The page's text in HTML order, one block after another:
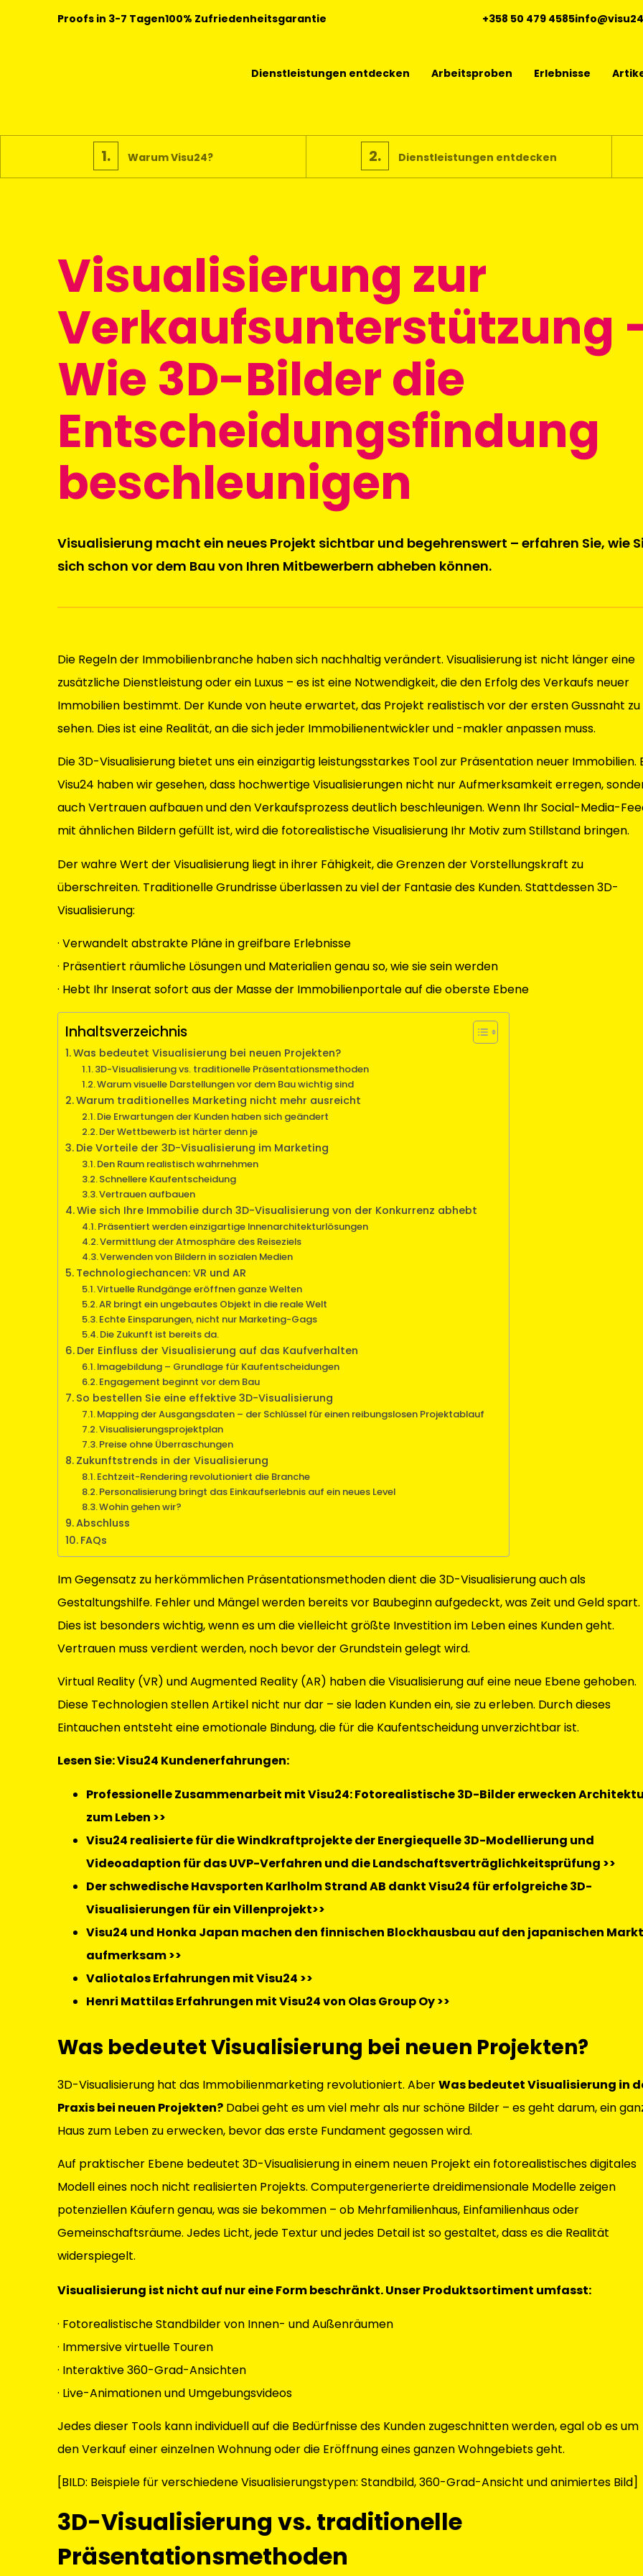
Proofs in 3-7 Tagen100% Zufriedenheitsgarantie +358 50 479 4585
Dienstleistungen entdecken Arbeitsproben Erlebnisse
1. Warum Visu24? 2. Dienstleistungen entdecken
Visualisierung zur
Verkaufsunterstützung
Wie 3D-Bilder die
Entscheidungsfindung
beschleunigen
Visualisierung macht ein neues Projekt sichtbar und begehrenswert – erfahren Sie, wie
sich schon vor dem Bau von Ihren Mitbewerbern abheben können.
Die Regeln der Immobilienbranche haben sich nachhaltig verändert. Visualisierungist nicht länger eine
zusätzliche Dienstleistung oder ein Luxus – es ist eine Notwendigkeit, die den Erfolg des Verkaufs neuer
Immobilien bestimmt. Der Kunde von heute erwartet, das Projekt realistisch vor der ersten Gussnaht zu
sehen. Dies ist eine Realität, an die sich jeder Immobilienentwickler und -makler anpassen muss.
Die 3D-Visualisierung bietet uns ein einzigartig leistungsstarkes Tool zur Präsentation neuer Immobilien.
Visu24 haben wir gesehen, dass hochwertige Visualisierungen nicht nur Aufmerksamkeit erregen,
auch Vertrauen aufbauen und den Verkaufsprozess deutlich beschleunigen. Wenn Ihr Social-Media-
mit ähnlichen Bildern gefüllt ist, wird die fotorealistische Visualisierung Ihr Motiv zum Stillstand bringen.
Der wahre Wert der Visualisierung liegt in ihrer Fähigkeit, die Grenzen der Vorstellungskraft zu
überschreiten. Traditionelle Grundrisse überlassen zu viel der Fantasie des Kunden. Stattdessen 3D-
Visualisierung:
· Verwandelt abstrakte Pläne in greifbare Erlebnisse
· Präsentiert räumliche Lösungen und Materialien genau so, wie sie sein werden
· Hebt Ihr Inserat sofort aus der Masse der Immobilienportale auf die oberste Ebene
Inhaltsverzeichnis
Was bedeutet Visualisierung bei neuen Projekten?
3D-Visualisierung vs. traditionelle Präsentationsmethoden
Warum visuelle Darstellungen vor dem Bau wichtig sind
Warum traditionelles Marketing nicht mehr ausreicht
Die Erwartungen der Kunden haben sich geändert
Der Wettbewerb ist härter denn je
Die Vorteile der 3D-Visualisierung im Marketing
Den Raum realistisch wahrnehmen
Schnellere Kaufentscheidung
Vertrauen aufbauen
Wie sich Ihre Immobilie durch 3D-Visualisierung von der Konkurrenz abhebt
Präsentiert werden einzigartige Innenarchitekturlösungen
Vermittlung der Atmosphäre des Reiseziels
Verwenden von Bildern in sozialen Medien
Technologiechancen: VR und AR
Virtuelle Rundgänge eröffnen ganze Welten
AR bringt ein ungebautes Objekt in die reale Welt
Echte Einsparungen, nicht nur Marketing-Gags
Die Zukunft ist bereits da.
Der Einfluss der Visualisierung auf das Kaufverhalten
Imagebildung – Grundlage für Kaufentscheidungen
Engagement beginnt vor dem Bau
So bestellen Sie eine effektive 3D-Visualisierung
Mapping der Ausgangsdaten – der Schlüssel für einen reibungslosen Projektablauf
Visualisierungsprojektplan
Preise ohne Überraschungen
Zukunftstrends in der Visualisierung
Echtzeit-Rendering revolutioniert die Branche
Personalisierung bringt das Einkaufserlebnis auf ein neues Level
Wohin gehen wir?
Abschluss
FAQs
Im Gegensatz zu herkömmlichen Präsentationsmethoden dient die 3D-Visualisierung auch als
Gestaltungshilfe. Fehler und Mängel werden bereits vor Baubeginn aufgedeckt, was Zeit und Geld spart.
Dies ist besonders wichtig, wenn es um die vielleicht größte Investition im Leben eines Kunden geht.
Vertrauen muss verdient werden, noch bevor der Grundstein gelegt wird.
Virtual Reality (VR) und Augmented Reality (AR) haben die Visualisierung auf eine neue Ebene gehoben.
Diese Technologien stellen Artikel nicht nur dar – sie laden Kunden ein, sie zu erleben. Durch dieses
Eintauchen entsteht eine emotionale Bindung, die für die Kaufentscheidung unverzichtbar ist.
Lesen Sie: Visu24 Kundenerfahrungen:
Professionelle Zusammenarbeit mit Visu24: Fotorealistische 3D-Bilder erwecken
zum Leben >>
Visu24 realisierte für die Windkraftprojekte der Energiequelle 3D-Modellierung und
Videoadaption für das UVP-Verfahren und die Landschaftsverträglichkeitsprüfung >>
Der schwedische Havsporten Karlholm Strand AB dankt Visu24 für erfolgreiche 3D-
Visualisierungen für ein Villenprojekt>>
Visu24 und Honka Japan machen den finnischen Blockhausbau auf den japanischen Markt
aufmerksam >>
Valiotalos Erfahrungen mit Visu24 >>
Henri Mattilas Erfahrungen mit Visu24 von Olas Group Oy >>
Was bedeutet Visualisierung bei neuen Projekten?
3D-Visualisierung hat das Immobilienmarketing revolutioniert. AberWas bedeutet Visualisierung in
Praxis bei neuen Projekten? Dabei geht es um viel mehr als nur schöne Bilder – es geht darum, ein
Haus zum Leben zu erwecken, bevor das erste Fundament gegossen wird.
Auf praktischer Ebene bedeutet 3D-Visualisierung in einem neuen Projekt ein fotorealistisches digitales
Modell eines noch nicht realisierten Projekts. Computergenerierte dreidimensionale Modelle zeigen
potenziellen Käufern genau, was sie bekommen – ob Mehrfamilienhaus, Einfamilienhaus oder
Gemeinschaftsräume. Jedes Licht, jede Textur und jedes Detail ist so gestaltet, dass es die Realität
widerspiegelt.
Visualisierung ist nicht auf nur eine Form beschränkt. Unser Produktsortiment umfasst:
· Fotorealistische Standbilder von Innen- und Außenräumen
· Immersive virtuelle Touren
· Interaktive 360-Grad-Ansichten
· Live-Animationen und Umgebungsvideos
Jedes dieser Tools kann individuell auf die Bedürfnisse des Kunden zugeschnitten werden, egal ob es um
den Verkauf einer einzelnen Wohnung oder die Eröffnung eines ganzen Wohngebiets geht.
[BILD: Beispiele für verschiedene Visualisierungstypen: Standbild, 360-Grad-Ansicht und animiertes Bild]
3D-Visualisierung vs. traditionelle
Präsentationsmethoden